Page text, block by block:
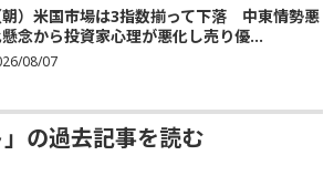
朝）米国市場は3指数揃って下落 中東情勢悪
念から投資家心理が悪化し売り優...
08/07
」の過去記事を読む